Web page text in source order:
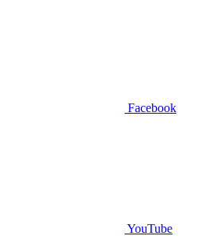
Facebook
YouTube